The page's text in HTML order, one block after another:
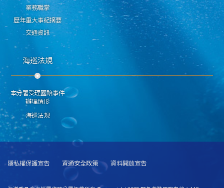
業務職掌
歷年重大事紀摘要
交通資訊
海巡法規
本分署受理國賠事件
辦理情形
海巡法規
隱私權保護宣告 資通安全政策 資料開放宣告